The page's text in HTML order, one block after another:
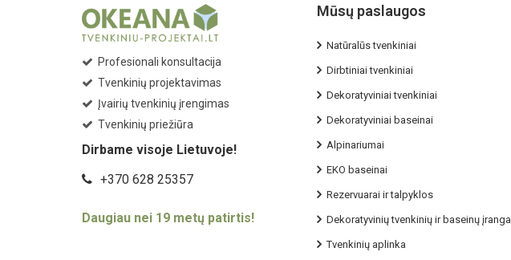
Profesionali konsultacija
Tvenkinių projektavimas
Įvairių tvenkinių įrengimas
Tvenkinių priežiūra
Dirbame visoje Lietuvoje!
+370 628 25357
Daugiau nei 19 metų patirtis!
Mūsų paslaugos
Natūralūs tvenkiniai
Dirbtiniai tvenkiniai
Dekoratyviniai tvenkiniai
Dekoratyviniai baseinai
Alpinariumai
EKO baseinai
Rezervuarai ir talpyklos
Dekoratyvinių tvenkinių ir baseinų įranga
Tvenkinių aplinka